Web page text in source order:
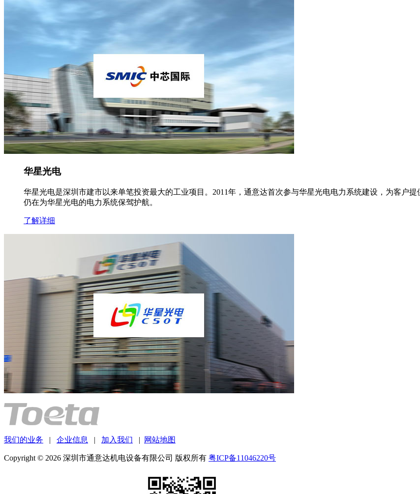
华星光电
华星光电是深圳市建市以来单笔投资最大的工业项目。2011年，通意达首次参与华星光电电力系统建设，为客户
仍在为华星光电的电力系统保驾护航。
了解详细
我们的业务 | 企业信息 | 加入我们 | 网站地图
Copyright © 2026 深圳市通意达机电设备有限公司 版权所有 粤ICP备11046220号